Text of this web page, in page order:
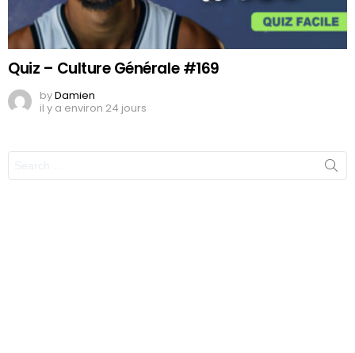
Quiz – Culture Générale #169
byDamien
il y a environ 24 jours